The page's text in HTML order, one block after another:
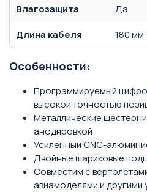
Влагозащита
Да
Длина кабеля
180 мм
Особенности:
Программируемый
высокой точностью
Металлические
анодировкой
Усиленный CNC-
Двойные шариковые
Совместим с
авиамоделями и другими